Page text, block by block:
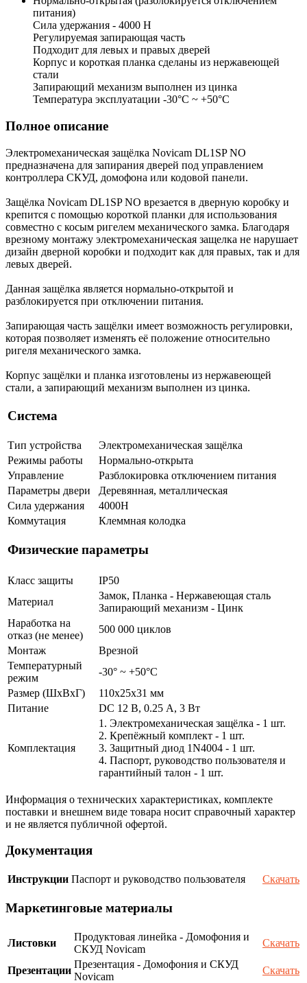
питания)
Сила удержания - 4000 Н
Регулируемая запирающая часть
Подходит для левых и правых дверей
Корпус и короткая планка сделаны из нержавеющей
стали
Запирающий механизм выполнен из цинка
Температура эксплуатации -30°С ~ +50°С
Полное описание
Электромеханическая защёлка Novicam DL1SP NO
предназначена для запирания дверей под управлением
контроллера СКУД, домофона или кодовой панели.
Защёлка Novicam DL1SP NO врезается в дверную коробку и
крепится с помощью короткой планки для использования
совместно с косым ригелем механического замка. Благодаря
врезному монтажу электромеханическая защелка не нарушает
дизайн дверной коробки и подходит как для правых, так и для
левых дверей.
Данная защёлка является нормально-открытой и
разблокируется при отключении питания.
Запирающая часть защёлки имеет возможность регулировки,
которая позволяет изменять её положение относительно
ригеля механического замка.
Корпус защёлки и планка изготовлены из нержавеющей
стали, а запирающий механизм выполнен из цинка.
Система
Тип устройства
Электромеханическая защёлка
Режимы работы
Нормально-открыта
Управление
Разблокировка отключением питания
Параметры двери
Деревянная, металлическая
Сила удержания
4000Н
Коммутация
Клеммная колодка
Физические параметры
Класс защиты
IP50
Материал
Замок, Планка - Нержавеющая сталь
Запирающий механизм - Цинк
Наработка на
отказ (не менее)
500 000 циклов
Монтаж
Врезной
Температурный
режим
-30° ~ +50°С
Размер (ШxВxГ)
110x25x31 мм
Питание
DC 12 В, 0.25 А, 3 Вт
Комплектация
1. Электромеханическая защёлка - 1 шт.
2. Крепёжный комплект - 1 шт.
3. Защитный диод 1N4004 - 1 шт.
4. Паспорт, руководство пользователя и
гарантийный талон - 1 шт.
Информация о технических характеристиках, комплекте
поставки и внешнем виде товара носит справочный характер
и не является публичной офертой.
Документация
Инструкции Паспорт и руководство пользователя Скачать
Маркетинговые материалы
Листовки
Продуктовая линейка - Домофония и
СКУД Novicam
Скачать
Презентации
Презентация - Домофония и СКУД
Novicam
Скачать